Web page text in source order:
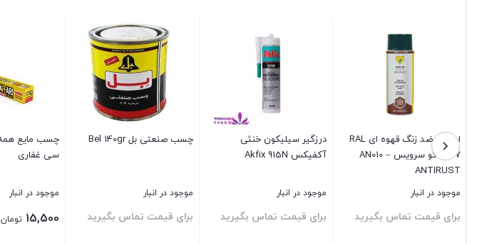
اسپری ضد زنگ قهوه ای RAL
8017 اکو سرویس AN010 –
ANTIRUST
موجود در انبار
برای قیمت تماس بگیرید
درزگیر سیلیکون خنثی
آکفیکس Akfix 915N
موجود در انبار
برای قیمت تماس بگیرید
چسب صنعتی بل Bel 140gr
موجود در انبار
برای قیمت تماس بگیرید
سی غفاری
موجود در انبار
15,500 تومان